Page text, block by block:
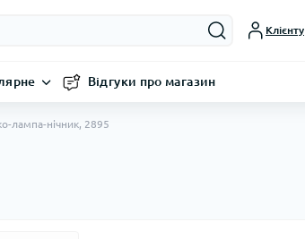
Клієнту
Відгуки про магазин
лампа-нічник, 2895